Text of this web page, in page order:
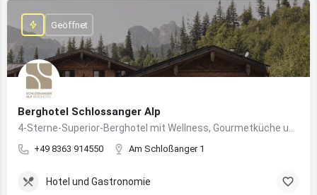
Berghotel Schlossanger Alp
+49 8363 914550 Am Schloßanger 1
Geöffnet
Hotel und Gastronomie